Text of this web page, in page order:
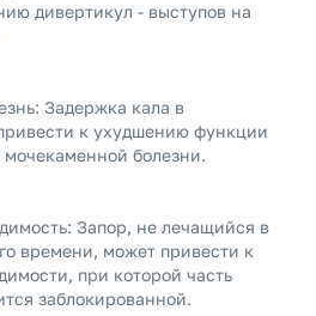
дивертикул - выступов на
Задержка кала в
к ухудшению функции
болезни.
Запор, не лечащийся в
времени, может привести к
при которой часть
заблокированной.